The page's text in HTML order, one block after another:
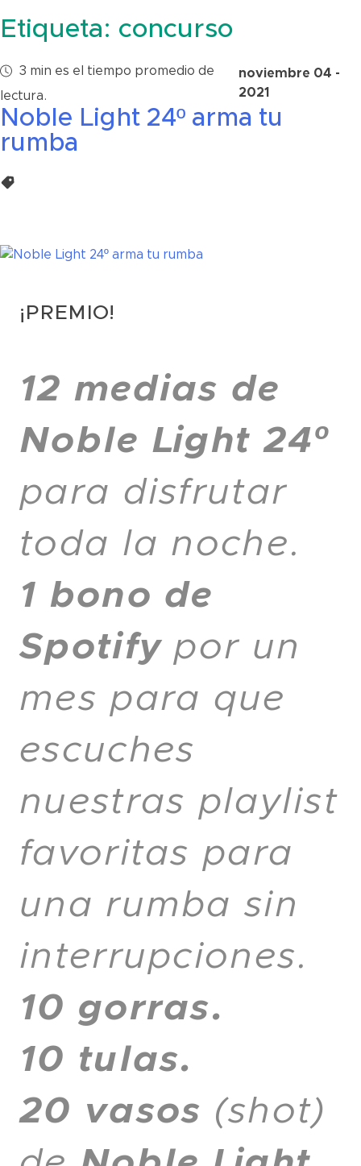
Etiqueta: concurso
3 min es el tiempo promedio de
lectura.
noviembre 04 -
2021
Noble Light 24º arma tu
rumba
¡PREMIO!
12 medias de
Noble Light 24º
para disfrutar
toda la noche.
1 bono de
Spotifypor un
mes para que
escuches
nuestras playlist
favoritas para
una rumba sin
interrupciones.
10 gorras.
10 tulas.
20 vasos (shot)